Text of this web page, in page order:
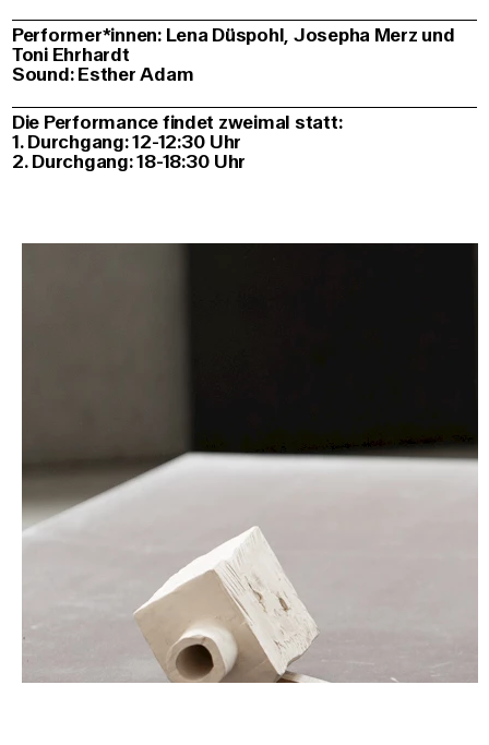
Performer*innen: Lena Düspohl, Josepha Merz und
Toni Ehrhardt
Sound: Esther Adam
Die Performance findet zweimal statt:
1. Durchgang: 12-12:30 Uhr
2. Durchgang: 18-18:30 Uhr